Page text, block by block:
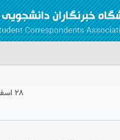
۲۸ اسفند ۱۳۹۹ - ۱۰:۳۷